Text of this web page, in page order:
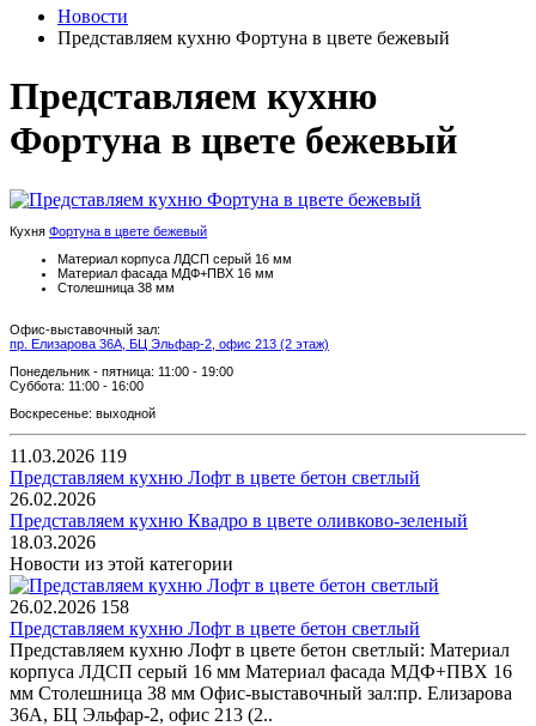
Новости
Представляем кухню Фортуна в цвете бежевый
Представляем кухню
Фортуна в цвете бежевый
Кухня Фортуна в цвете бежевый
Материал корпуса ЛДСП серый 16 мм
Материал фасада МДФ+ПВХ 16 мм
Столешница 38 мм
Офис-выставочный зал:
пр. Елизарова 36А, БЦ Эльфар-2, офис 213 (2 этаж)
Понедельник - пятница: 11:00 - 19:00
Суббота: 11:00 - 16:00
Воскресенье: выходной
11.03.2026 119
Представляем кухню Лофт в цвете бетон светлый
26.02.2026
Представляем кухню Квадро в цвете оливково-зеленый
18.03.2026
Новости из этой категории
26.02.2026 158
Представляем кухню Лофт в цвете бетон светлый
Представляем кухню Лофт в цвете бетон светлый: Материал
корпуса ЛДСП серый 16 мм Материал фасада МДФ+ПВХ 16
мм Столешница 38 мм Офис-выставочный зал:пр. Елизарова
36А, БЦ Эльфар-2, офис 213 (2..